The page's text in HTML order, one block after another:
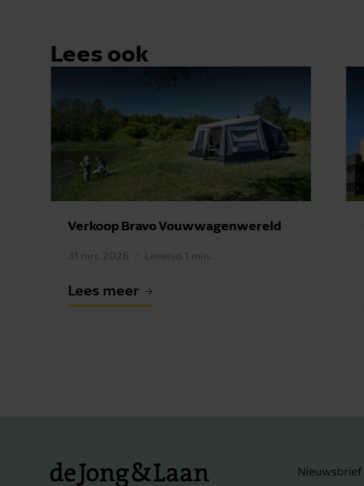
Lees ook
Verkoop Bravo Vouwwagenwereld
31 mrt. 2026 Leestijd 1 min.
Lees meer
Nieuwsbrief